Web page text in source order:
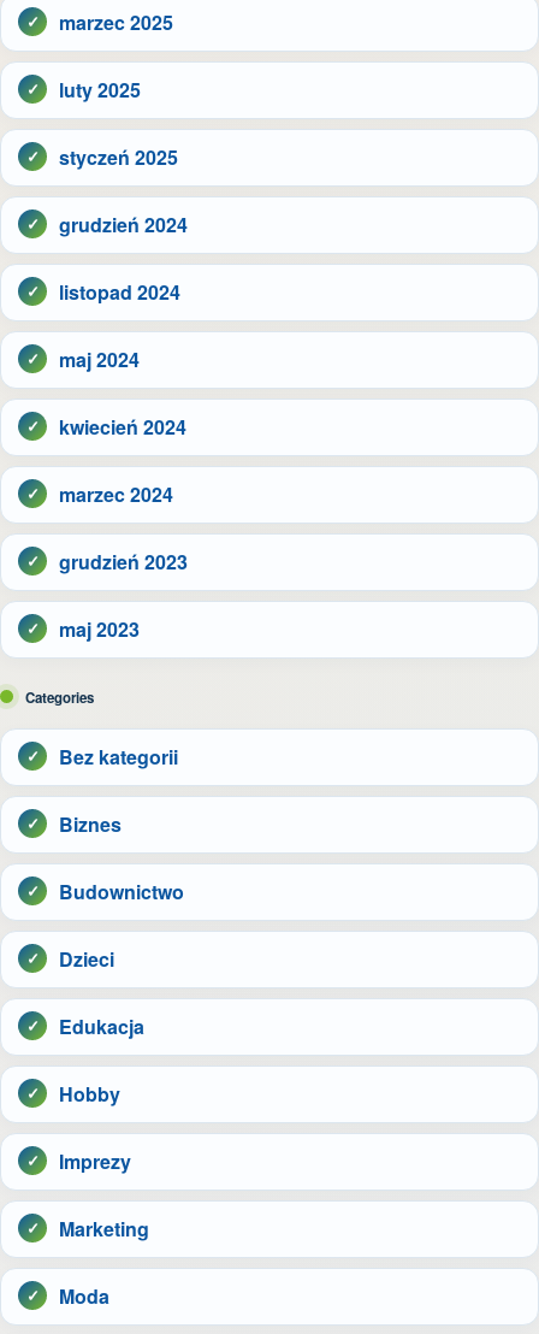
marzec 2025
luty 2025
styczeń 2025
grudzień 2024
listopad 2024
maj 2024
kwiecień 2024
marzec 2024
grudzień 2023
maj 2023
Categories
Bez kategorii
Biznes
Budownictwo
Dzieci
Edukacja
Hobby
Imprezy
Marketing
Moda